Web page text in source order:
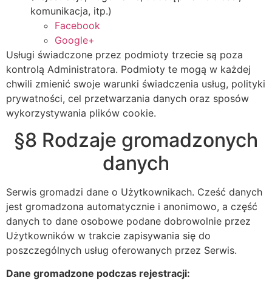
komunikacja, itp.)
Facebook
Google+
Usługi świadczone przez podmioty trzecie są poza
kontrolą Administratora. Podmioty te mogą w każdej
chwili zmienić swoje warunki świadczenia usług, polityki
prywatności, cel przetwarzania danych oraz sposów
wykorzystywania plików cookie.
§8 Rodzaje gromadzonych
danych
Serwis gromadzi dane o Użytkownikach. Cześć danych
jest gromadzona automatycznie i anonimowo, a część
danych to dane osobowe podane dobrowolnie przez
Użytkowników w trakcie zapisywania się do
poszczególnych usług oferowanych przez Serwis.
Dane gromadzone podczas rejestracji: